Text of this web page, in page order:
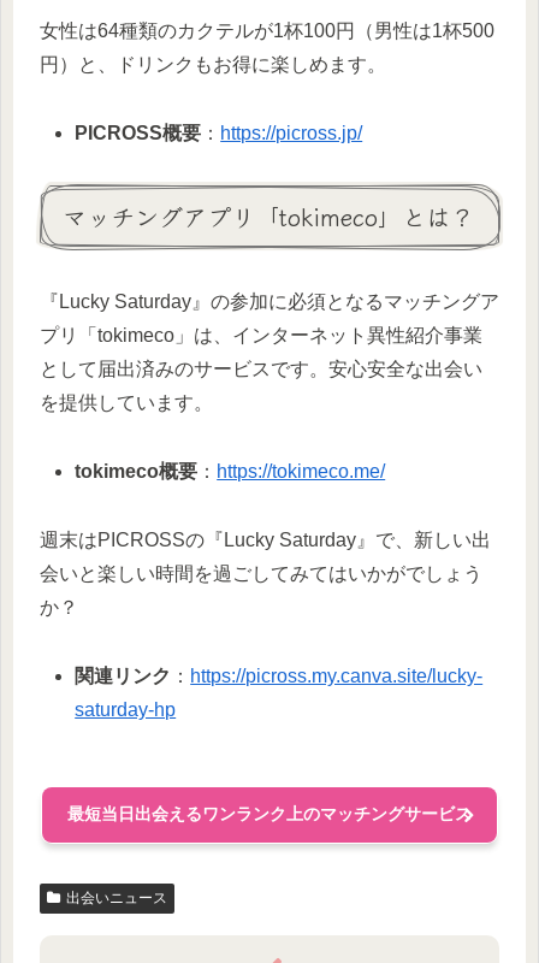
女性は64種類のカクテルが1杯100円（男性は1杯500
円）と、ドリンクもお得に楽しめます。
PICROSS概要 ： https://picross.jp/
マッチングアプリ「tokimeco」とは？
『Lucky Saturday』の参加に必須となるマッチングア
プリ「tokimeco」は、インターネット異性紹介事業
として届出済みのサービスです。安心安全な出会い
を提供しています。
tokimeco概要 ： https://tokimeco.me/
週末はPICROSSの『Lucky Saturday』で、新しい出
会いと楽しい時間を過ごしてみてはいかがでしょう
か？
関連リンク ： https://picross.my.canva.site/lucky-
saturday-hp
最短当日出会えるワンランク上のマッチングサービス
出会いニュース